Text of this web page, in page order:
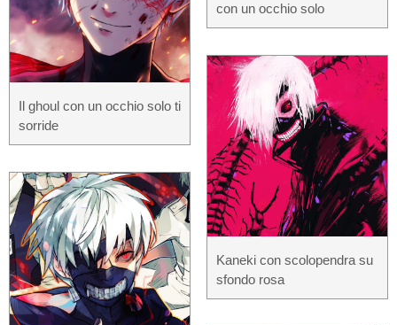
Il ghoul con un occhio solo ti
sorride
con un occhio solo
Kaneki con scolopendra su
sfondo rosa